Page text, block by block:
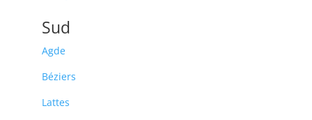
Sud
Agde
Béziers
Lattes